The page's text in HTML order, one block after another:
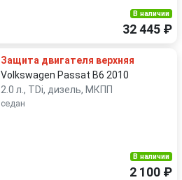
В наличии
32 445 ₽
Защита двигателя верхняя
Volkswagen Passat B6 2010
2.0 л., TDi, дизель, МКПП
седан
В наличии
2 100 ₽